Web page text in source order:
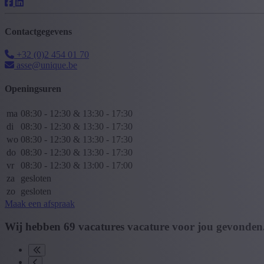
Contactgegevens
+32 (0)2 454 01 70
asse@unique.be
Openingsuren
ma 08:30 - 12:30 & 13:30 - 17:30
di
08:30 - 12:30 & 13:30 - 17:30
wo 08:30 - 12:30 & 13:30 - 17:30
do 08:30 - 12:30 & 13:30 - 17:30
vr
08:30 - 12:30 & 13:00 - 17:00
za
gesloten
zo
gesloten
Maak een afspraak
Wij hebben 69 vacatures vacature voor jou